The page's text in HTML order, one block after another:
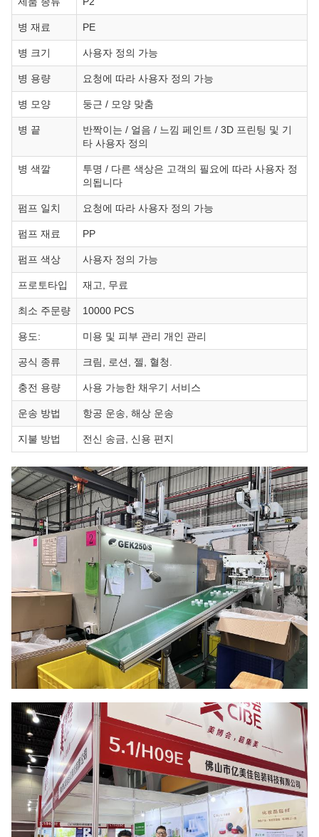
병 재료 PE
병 크기 사용자 정의 가능
병 용량 요청에 따라 사용자 정의 가능
병 모양 둥근 / 모양 맞춤
병 끝
반짝이는 / 얼음 / 느낌 페인트 / 3D 프린팅 및 기
타 사용자 정의
병 색깔
투명 / 다른 색상은 고객의 필요에 따라 사용자 정
의됩니다
펌프 일치 요청에 따라 사용자 정의 가능
펌프 재료 PP
펌프 색상 사용자 정의 가능
프로토타입 재고, 무료
최소 주문량 10000 PCS
용도: 미용 및 피부 관리 개인 관리
공식 종류 크림, 로션, 젤, 혈청.
충전 용량 사용 가능한 채우기 서비스
운송 방법 항공 운송, 해상 운송
지불 방법 전신 송금, 신용 편지